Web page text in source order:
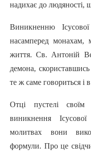
надихає до людяності,
Виникненню
насамперед монахам,
життя. Св. Антоній
демона,
те ж саме говориться i
Отці пустелі
виникнення
молитвах вони
формули. Про це